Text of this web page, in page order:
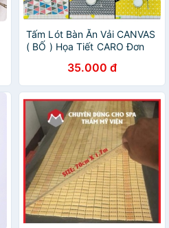
Tấm Lót Bàn Ăn Vải CANVAS
( BỐ ) Họa Tiết CARO Đơn
Cao Cấp 40 x 60CM
35.000 đ